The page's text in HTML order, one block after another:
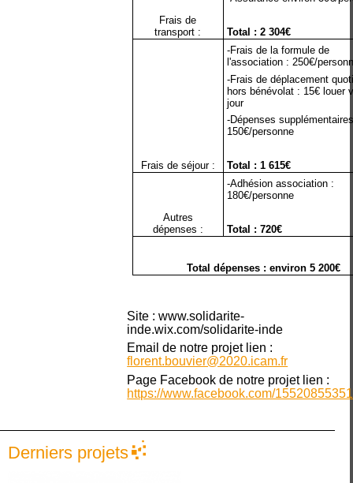
Frais de
transport :
Total : 2 304€
Frais de séjour :
-Frais de la formule de
l'association : 250€/
-Frais de déplacement
hors bénévolat : 15€ louer
jour
-Dépenses
150€/personne
Total : 1 615€
Autres
dépenses :
-Adhésion association :
180€/personne
Total : 720€
Total dépenses : environ 5 200€
Site :www.solidarite-
inde.wix.com/solidarite-inde
Email de notre projet lien :
florent.bouvier@2020.icam.fr
Page Facebook de notre projet lien :
https://www.facebook.com/
Derniers projets